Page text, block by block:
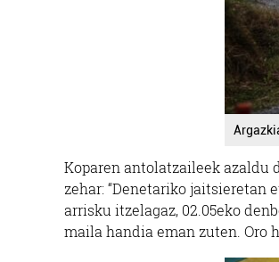
Koparen antolatzaileek azaldu
zehar: “Denetariko jaitsieretan
arrisku itzelagaz, 02.05eko
maila handia eman zuten. Oro